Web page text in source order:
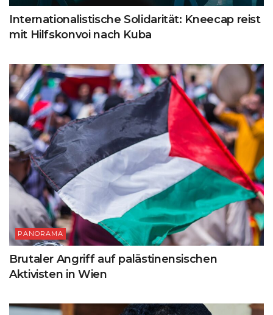
Internationalistische Solidarität: Kneecap reist
mit Hilfskonvoi nach Kuba
PANORAMA
Brutaler Angriff auf palästinensischen
Aktivisten in Wien